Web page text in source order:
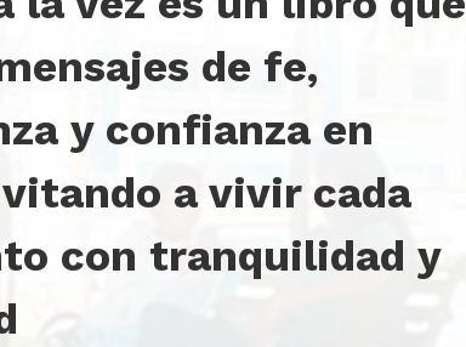
de fe,
y confianza en
a vivir cada
con tranquilidad y